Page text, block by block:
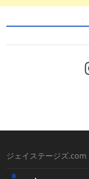
https://www.facebook.com/jstages/
ジェイステージズ.com